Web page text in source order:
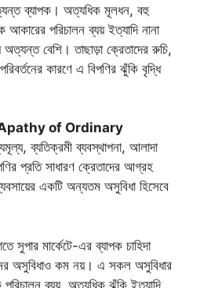
ব্যাপক। অত্যধিক মূলধন, বহু
আকারের পরিচালন ব্যয় ইত্যাদি নানা
অত্যন্ত বেশি। তাছাড়া ক্রেতাদের রুচি,
কারণে এ বিপণির ঝুঁকি বৃদ্ধি
(Apathy of Ordinary
ব্যতিক্রমী ব্যবস্থাপনা, আলাদা
প্রতি সাধারণ ক্রেতাদের আগ্রহ
একটি অন্যতম অসুবিধা হিসেবে
সুপার মার্কেটে-এর ব্যাপক চাহিদা
অসুবিধাও কম নয়। এ সকল অসুবিধার
ব্যয়, অত্যধিক ঝুঁকি ইত্যাদি